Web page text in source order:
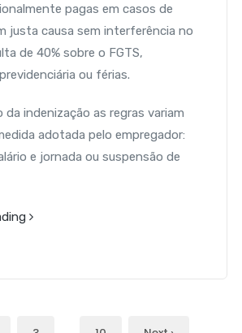
pagas em casos de
justa causa sem interferência no
de 40% sobre o FGTS,
ou férias.
da indenização as regras variam
adotada pelo empregador:
e jornada ou suspensão de